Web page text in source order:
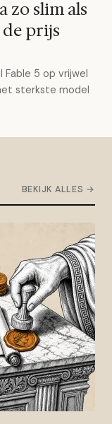
zo slim als
de prijs
5 op vrijwel
sterkste model
BEKIJK ALLES →